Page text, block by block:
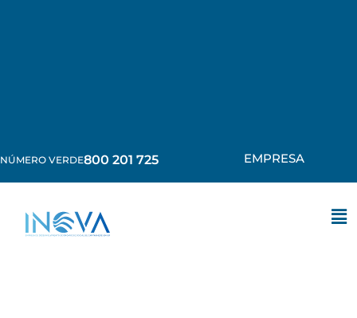
NÚMERO VERDE800 201 725 EMPRESA